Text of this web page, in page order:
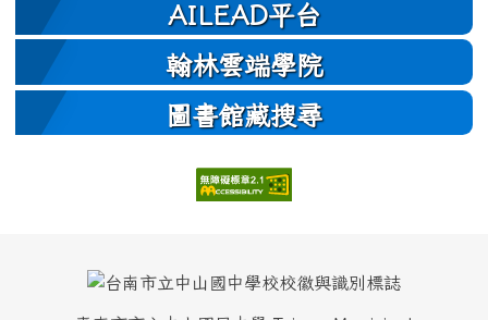
AILEAD平台
翰林雲端學院
圖書館藏搜尋
頁尾區域內容